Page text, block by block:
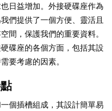
日益增加。外接硬碟座作為
們提供了一個方便、靈活且
間，保護我們的重要資料。
碟座的各個方面，包括其設
要考慮的因素。
個插槽組成，其設計簡單易